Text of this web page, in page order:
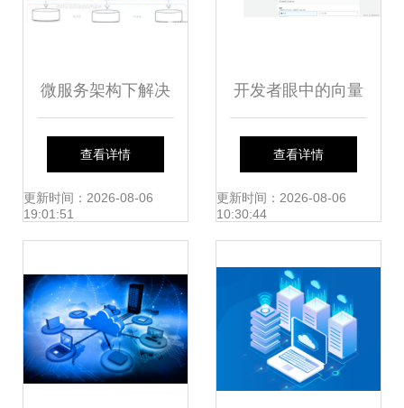
微服务架构下解决
数据库跨库查询的
一些思路
查看详情
更新时间：2026-08-06
19:01:51
开发者眼中的向量
数据库 应用领域与
服务演进
查看详情
更新时间：2026-08-06
10:30:44